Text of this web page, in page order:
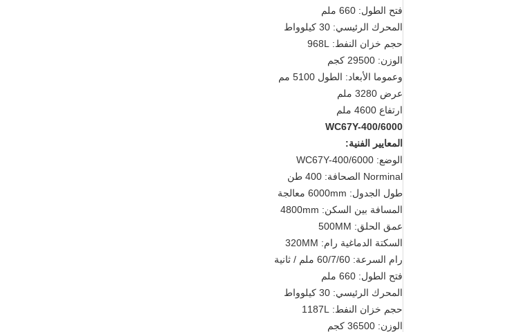
فتح الطول: 660 ملم
المحرك الرئيسي: 30 كيلوواط
حجم خزان النفط: 968L
الوزن: 29500 كجم
وعموما الأبعاد: الطول 5100 مم
عرض 3280 ملم
ارتفاع 4600 ملم
WC67Y-400/6000
المعايير الفنية:
الوضع: WC67Y-400/6000
Norminal الصحافة: 400 طن
طول الجدول: 6000mm معالجة
المسافة بين السكن: 4800mm
عمق الحلق: 500MM
السكتة الدماغية رام: 320MM
رام السرعة: 60/7/60 ملم / ثانية
فتح الطول: 660 ملم
المحرك الرئيسي: 30 كيلوواط
حجم خزان النفط: 1187L
الوزن: 36500 كجم